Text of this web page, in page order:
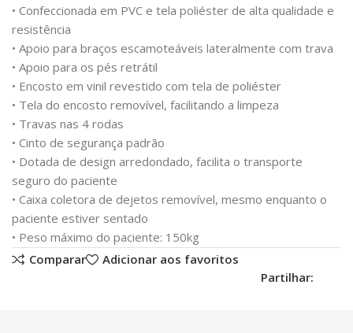
• Confeccionada em PVC e tela poliéster de alta qualidade e
resistência
• Apoio para braços escamoteáveis lateralmente com trava
• Apoio para os pés retrátil
• Encosto em vinil revestido com tela de poliéster
• Tela do encosto removível, facilitando a limpeza
• Travas nas 4 rodas
• Cinto de segurança padrão
• Dotada de design arredondado, facilita o transporte
seguro do paciente
• Caixa coletora de dejetos removível, mesmo enquanto o
paciente estiver sentado
• Peso máximo do paciente: 150kg
Comparar
Adicionar aos favoritos
Partilhar: